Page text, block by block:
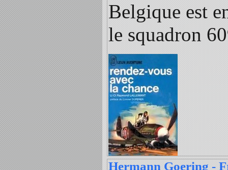
Belgique est
le squadron
Hermann Goering -